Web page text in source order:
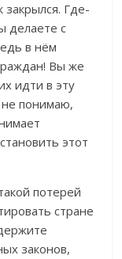
Где-
делаете с
в нём
Вы же
идти в эту
понимаю,
этот
потерей
стране
законов,